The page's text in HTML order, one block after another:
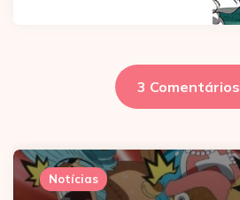
3 Comentários
Notícias